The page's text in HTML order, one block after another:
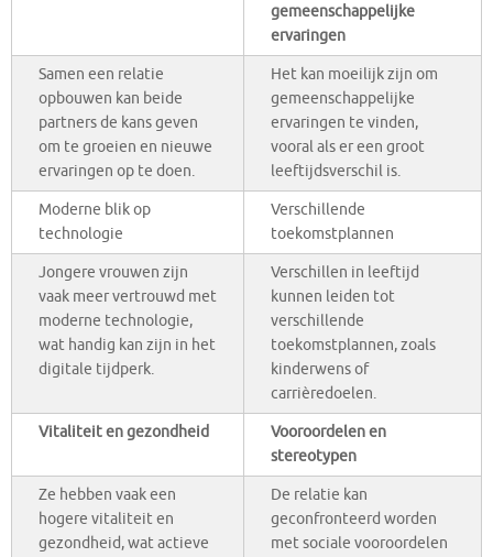
gemeenschappelijke
ervaringen
Samen een relatie
opbouwen kan beide
partners de kans geven
om te groeien en nieuwe
ervaringen op te doen.
Het kan moeilijk zijn om
gemeenschappelijke
ervaringen te vinden,
vooral als er een groot
leeftijdsverschil is.
Moderne blik op
technologie
Verschillende
toekomstplannen
Jongere vrouwen zijn
vaak meer vertrouwd met
moderne technologie,
wat handig kan zijn in het
digitale tijdperk.
Verschillen in leeftijd
kunnen leiden tot
verschillende
toekomstplannen, zoals
kinderwens of
carrièredoelen.
Vitaliteit en gezondheid
Vooroordelen en
stereotypen
Ze hebben vaak een
hogere vitaliteit en
gezondheid, wat actieve
De relatie kan
geconfronteerd worden
met sociale vooroordelen